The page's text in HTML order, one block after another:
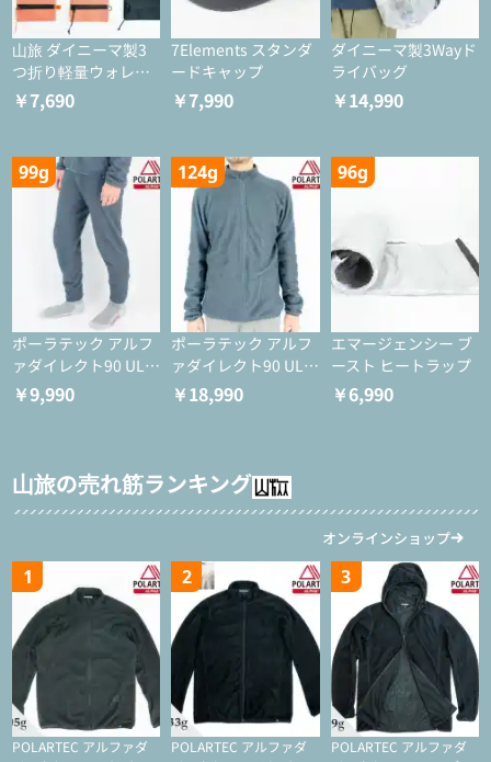
山旅 ダイニーマ製3
つ折り軽量ウォレッ
ト
￥7,690
7Elements スタンダ
ードキャップ
￥7,990
ダイニーマ製3Wayド
ライバッグ
￥14,990
99g
ポーラテック アルフ
ァダイレクト90 ULタ
イツ
￥9,990
124g
ポーラテック アルフ
ァダイレクト90 ULジ
ャケット
￥18,990
96g
エマージェンシー ブ
ースト ヒートラップ
￥6,990
山旅の売れ筋ランキング
オンラインショップ
1
POLARTEC アルファダ
2
POLARTEC アルファダ
3
POLARTEC アルファダ